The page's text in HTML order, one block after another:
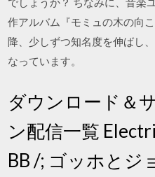
作アルバム『モミュの木の向
降、少しずつ知名度を伸ばし
なっています。
ダウンロード＆
ン配信一覧
BB /; ゴッホとジ